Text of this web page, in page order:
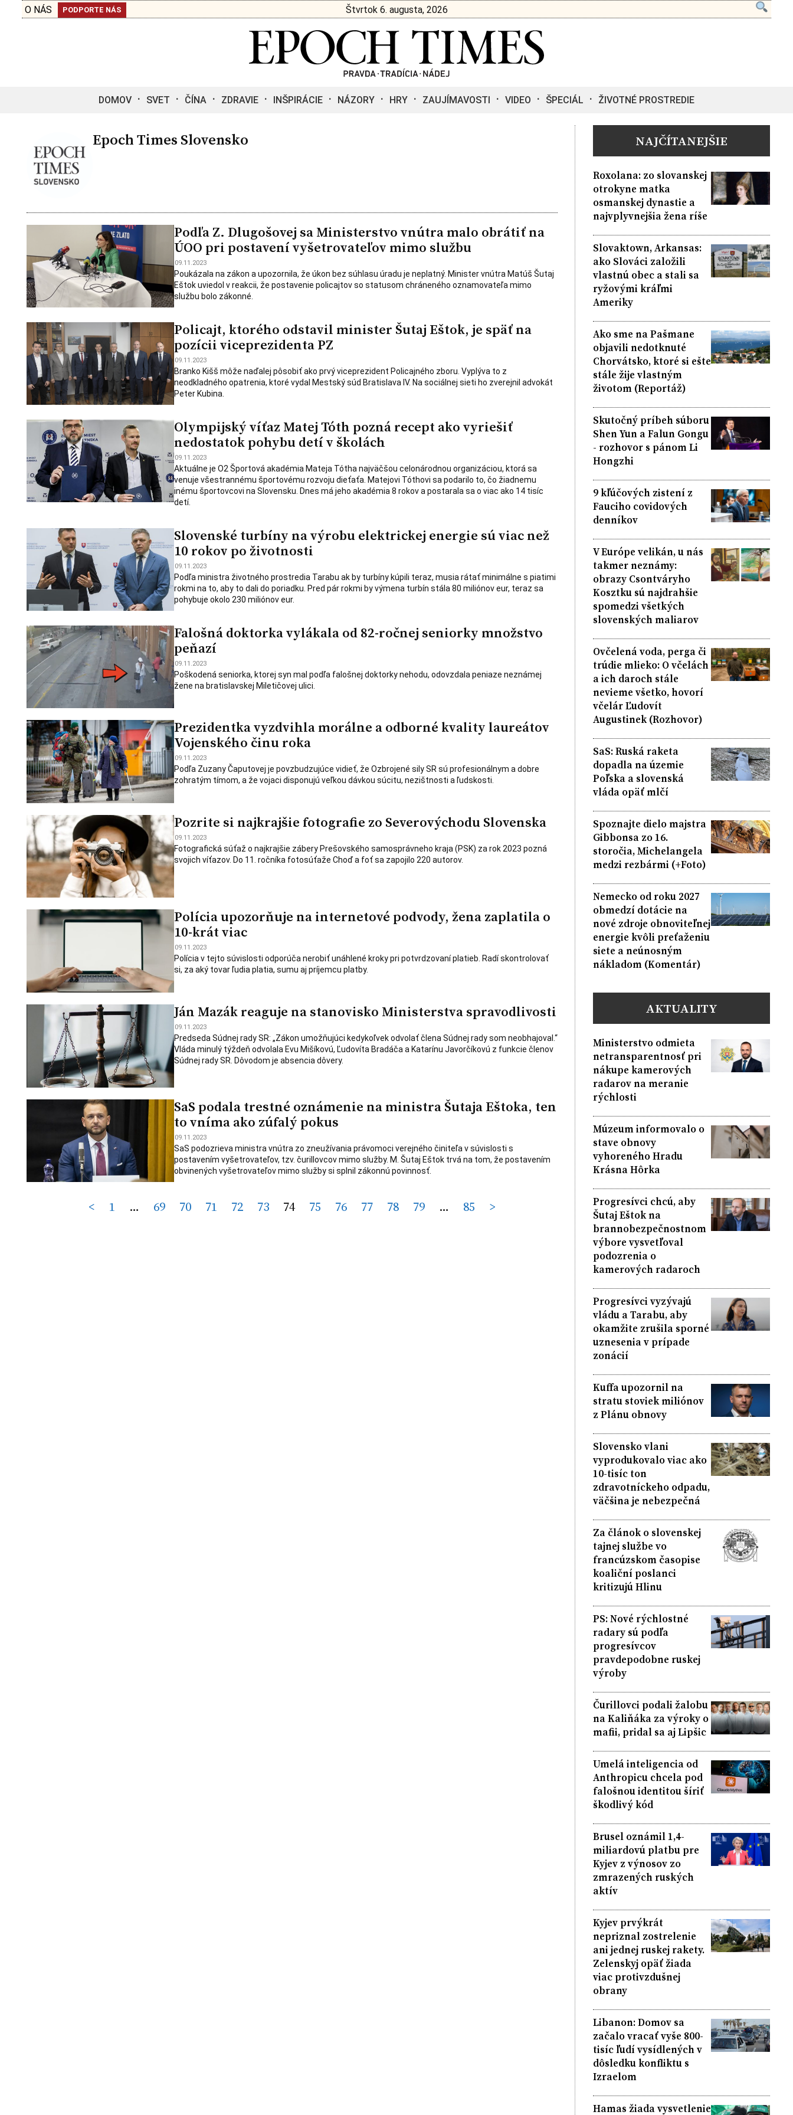
O NÁS PODPORTE NÁS Štvrtok 6. augusta, 2026
DOMOV SVET ČÍNA ZDRAVIE INŠPIRÁCIE NÁZORY HRY ZAUJÍMAVOSTI VIDEO ŠPECIÁL ŽIVOTNÉ PROSTREDIE
Epoch Times Slovensko
Podľa Z. Dlugošovej sa Ministerstvo vnútra malo obrátiť na
ÚOO pri postavení vyšetrovateľov mimo službu
09.11.2023
Poukázala na zákon a upozornila, že úkon bez súhlasu úradu je neplatný. Minister vnútra Matúš Šutaj
Eštok uviedol v reakcii, že postavenie policajtov so statusom chráneného oznamovateľa mimo
službu bolo zákonné.
Policajt, ktorého odstavil minister Šutaj Eštok, je späť na
pozícii viceprezidenta PZ
09.11.2023
Branko Kišš môže naďalej pôsobiť ako prvý viceprezident Policajného zboru. Vyplýva to z
neodkladného opatrenia, ktoré vydal Mestský súd Bratislava IV. Na sociálnej sieti ho zverejnil advokát
Peter Kubina.
Olympijský víťaz Matej Tóth pozná recept ako vyriešiť
nedostatok pohybu detí v školách
09.11.2023
Aktuálne je O2 Športová akadémia Mateja Tótha najväčšou celonárodnou organizáciou, ktorá sa
venuje všestrannému športovému rozvoju dieťaťa. Matejovi Tóthovi sa podarilo to, čo žiadnemu
inému športovcovi na Slovensku. Dnes má jeho akadémia 8 rokov a postarala sa o viac ako 14 tisíc
detí.
Slovenské turbíny na výrobu elektrickej energie sú viac než
10 rokov po životnosti
09.11.2023
Podľa ministra životného prostredia Tarabu ak by turbíny kúpili teraz, musia rátať minimálne s piatimi
rokmi na to, aby to dali do poriadku. Pred pár rokmi by výmena turbín stála 80 miliónov eur, teraz sa
pohybuje okolo 230 miliónov eur.
Falošná doktorka vylákala od 82-ročnej seniorky množstvo
peňazí
09.11.2023
Poškodená seniorka, ktorej syn mal podľa falošnej doktorky nehodu, odovzdala peniaze neznámej
žene na bratislavskej Miletičovej ulici.
Prezidentka vyzdvihla morálne a odborné kvality laureátov
Vojenského činu roka
09.11.2023
Podľa Zuzany Čaputovej je povzbudzujúce vidieť, že Ozbrojené sily SR sú profesionálnym a dobre
zohratým tímom, a že vojaci disponujú veľkou dávkou súcitu, nezištnosti a ľudskosti.
Pozrite si najkrajšie fotografie zo Severovýchodu Slovenska
09.11.2023
Fotografická súťaž o najkrajšie zábery Prešovského samosprávneho kraja (PSK) za rok 2023 pozná
svojich víťazov. Do 11. ročníka fotosúťaže Choď a foť sa zapojilo 220 autorov.
Polícia upozorňuje na internetové podvody, žena zaplatila o
10-krát viac
09.11.2023
Polícia v tejto súvislosti odporúča nerobiť unáhlené kroky pri potvrdzovaní platieb. Radí skontrolovať
si, za aký tovar ľudia platia, sumu aj príjemcu platby.
Ján Mazák reaguje na stanovisko Ministerstva spravodlivosti
09.11.2023
Predseda Súdnej rady SR: „Zákon umožňujúci kedykoľvek odvolať člena Súdnej rady som neobhajoval.“
Vláda minulý týždeň odvolala Evu Mišíkovú, Ľudovíta Bradáča a Katarínu Javorčíkovú z funkcie členov
Súdnej rady SR. Dôvodom je absencia dôvery.
SaS podala trestné oznámenie na ministra Šutaja Eštoka, ten
to vníma ako zúfalý pokus
09.11.2023
SaS podozrieva ministra vnútra zo zneužívania právomoci verejného činiteľa v súvislosti s
postavením vyšetrovateľov, tzv. čurillovcov mimo služby. M. Šutaj Eštok trvá na tom, že postavením
obvinených vyšetrovateľov mimo služby si splnil zákonnú povinnosť.
< 1 … 69 70 71 72 73 74 75 76 77 78 79 … 85 >
NAJČÍTANEJŠIE
Roxolana: zo slovanskej
otrokyne matka
osmanskej dynastie a
najvplyvnejšia žena ríše
Slovaktown, Arkansas:
ako Slováci založili
vlastnú obec a stali sa
ryžovými kráľmi
Ameriky
Ako sme na Pašmane
objavili nedotknuté
Chorvátsko, ktoré si ešte
stále žije vlastným
životom (Reportáž)
Skutočný príbeh súboru
Shen Yun a Falun Gongu
- rozhovor s pánom Li
Hongzhi
9 kľúčových zistení z
Fauciho covidových
denníkov
V Európe velikán, u nás
takmer neznámy:
obrazy Csontváryho
Kosztku sú najdrahšie
spomedzi všetkých
slovenských maliarov
Ovčelená voda, perga či
trúdie mlieko: O včelách
a ich daroch stále
nevieme všetko, hovorí
včelár Ľudovít
Augustinek (Rozhovor)
SaS: Ruská raketa
dopadla na územie
Poľska a slovenská
vláda opäť mlčí
Spoznajte dielo majstra
Gibbonsa zo 16.
storočia, Michelangela
medzi rezbármi (+Foto)
Nemecko od roku 2027
obmedzí dotácie na
nové zdroje obnoviteľnej
energie kvôli preťaženiu
siete a neúnosným
nákladom (Komentár)
AKTUALITY
Ministerstvo odmieta
netransparentnosť pri
nákupe kamerových
radarov na meranie
rýchlosti
Múzeum informovalo o
stave obnovy
vyhoreného Hradu
Krásna Hôrka
Progresívci chcú, aby
Šutaj Eštok na
brannobezpečnostnom
výbore vysvetľoval
podozrenia o
kamerových radaroch
Progresívci vyzývajú
vládu a Tarabu, aby
okamžite zrušila sporné
uznesenia v prípade
zonácií
Kuffa upozornil na
stratu stoviek miliónov
z Plánu obnovy
Slovensko vlani
vyprodukovalo viac ako
10-tisíc ton
zdravotníckeho odpadu,
väčšina je nebezpečná
Za článok o slovenskej
tajnej službe vo
francúzskom časopise
koaliční poslanci
kritizujú Hlinu
PS: Nové rýchlostné
radary sú podľa
progresívcov
pravdepodobne ruskej
výroby
Čurillovci podali žalobu
na Kaliňáka za výroky o
mafii, pridal sa aj Lipšic
Umelá inteligencia od
Anthropicu chcela pod
falošnou identitou šíriť
škodlivý kód
Brusel oznámil 1,4-
miliardovú platbu pre
Kyjev z výnosov zo
zmrazených ruských
aktív
Kyjev prvýkrát
nepriznal zostrelenie
ani jednej ruskej rakety.
Zelenskyj opäť žiada
viac protivzdušnej
obrany
Libanon: Domov sa
začalo vracať vyše 800-
tisíc ľudí vysídlených v
dôsledku konfliktu s
Izraelom
Hamas žiada vysvetlenie